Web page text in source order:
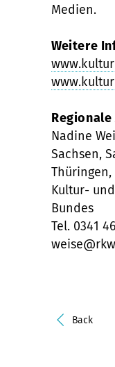
Medien.
Weitere
Nadine
Sachsen,
Kultur-
Bundes
Tel. 0341
Back